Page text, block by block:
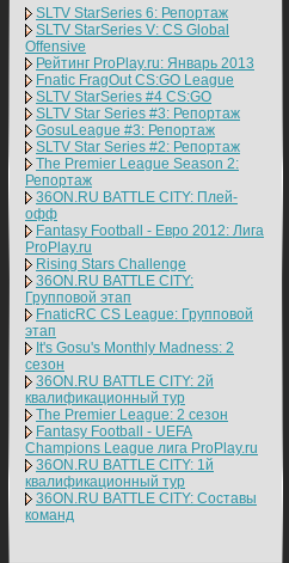
SLTV StarSeries 6: Репортаж
SLTV StarSeries V: CS Global
Offensive
Рейтинг ProPlay.ru: Январь 2013
Fnatic FragOut CS:GO League
SLTV StarSeries #4 CS:GO
SLTV Star Series #3: Репортаж
GosuLeague #3: Репортаж
SLTV Star Series #2: Репортаж
The Premier League Season 2:
Репортаж
36ON.RU BATTLE CITY: Плей-
офф
Fantasy Football - Евро 2012: Лига
ProPlay.ru
Rising Stars Challenge
36ON.RU BATTLE CITY:
Групповой этап
FnaticRC CS League: Групповой
этап
It's Gosu's Monthly Madness: 2
сезон
36ON.RU BATTLE CITY: 2й
квалификационный тур
The Premier League: 2 cезон
Fantasy Football - UEFA
Champions League лига ProPlay.ru
36ON.RU BATTLE CITY: 1й
квалификационный тур
36ON.RU BATTLE CITY: Составы
команд